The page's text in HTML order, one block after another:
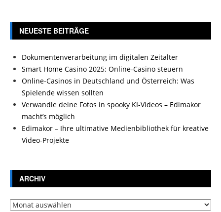
NEUESTE BEITRÄGE
Dokumentenverarbeitung im digitalen Zeitalter
Smart Home Casino 2025: Online-Casino steuern
Online-Casinos in Deutschland und Österreich: Was
Spielende wissen sollten
Verwandle deine Fotos in spooky KI-Videos – Edimakor
macht’s möglich
Edimakor – Ihre ultimative Medienbibliothek für kreative
Video-Projekte
ARCHIV
Archiv